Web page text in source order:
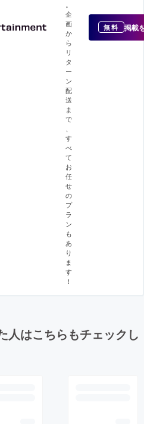
企
画
か
ら
リ
タ
ー
ン
配
送
ま
で
す
べ
て
お
任
せ
の
プ
ラ
ン
も
あ
り
ま
す
！
無料 掲載
人はこちらもチェックし